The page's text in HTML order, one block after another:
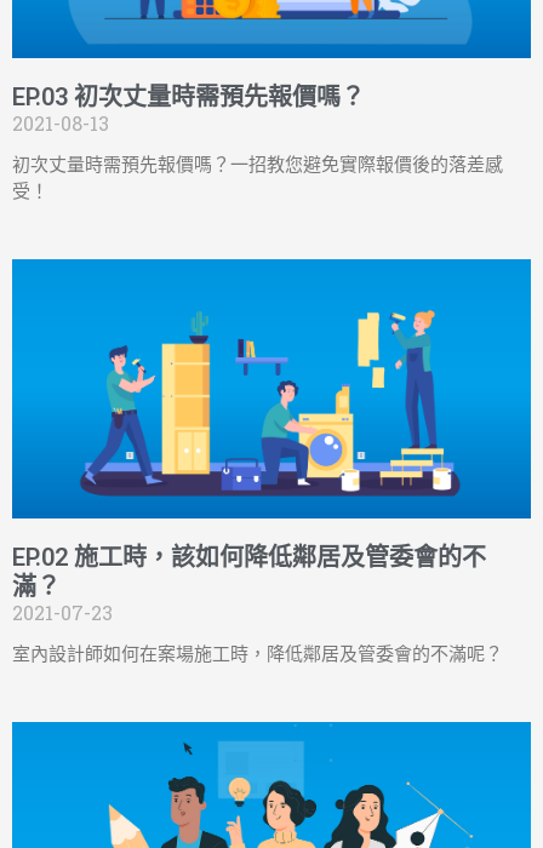
EP.03 初次丈量時需預先報價嗎？
2021-08-13
初次丈量時需預先報價嗎？一招教您避免實際報價後的落差感
受！
EP.02 施工時，該如何降低鄰居及管委會的不
滿？
2021-07-23
室內設計師如何在案場施工時，降低鄰居及管委會的不滿呢？